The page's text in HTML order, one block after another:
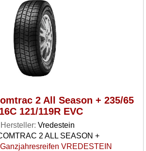
2 All Season + 235/65
121/119R EVC
Hersteller: Vredestein
2 ALL SEASON +
Ganzjahresreifen VREDESTEIN